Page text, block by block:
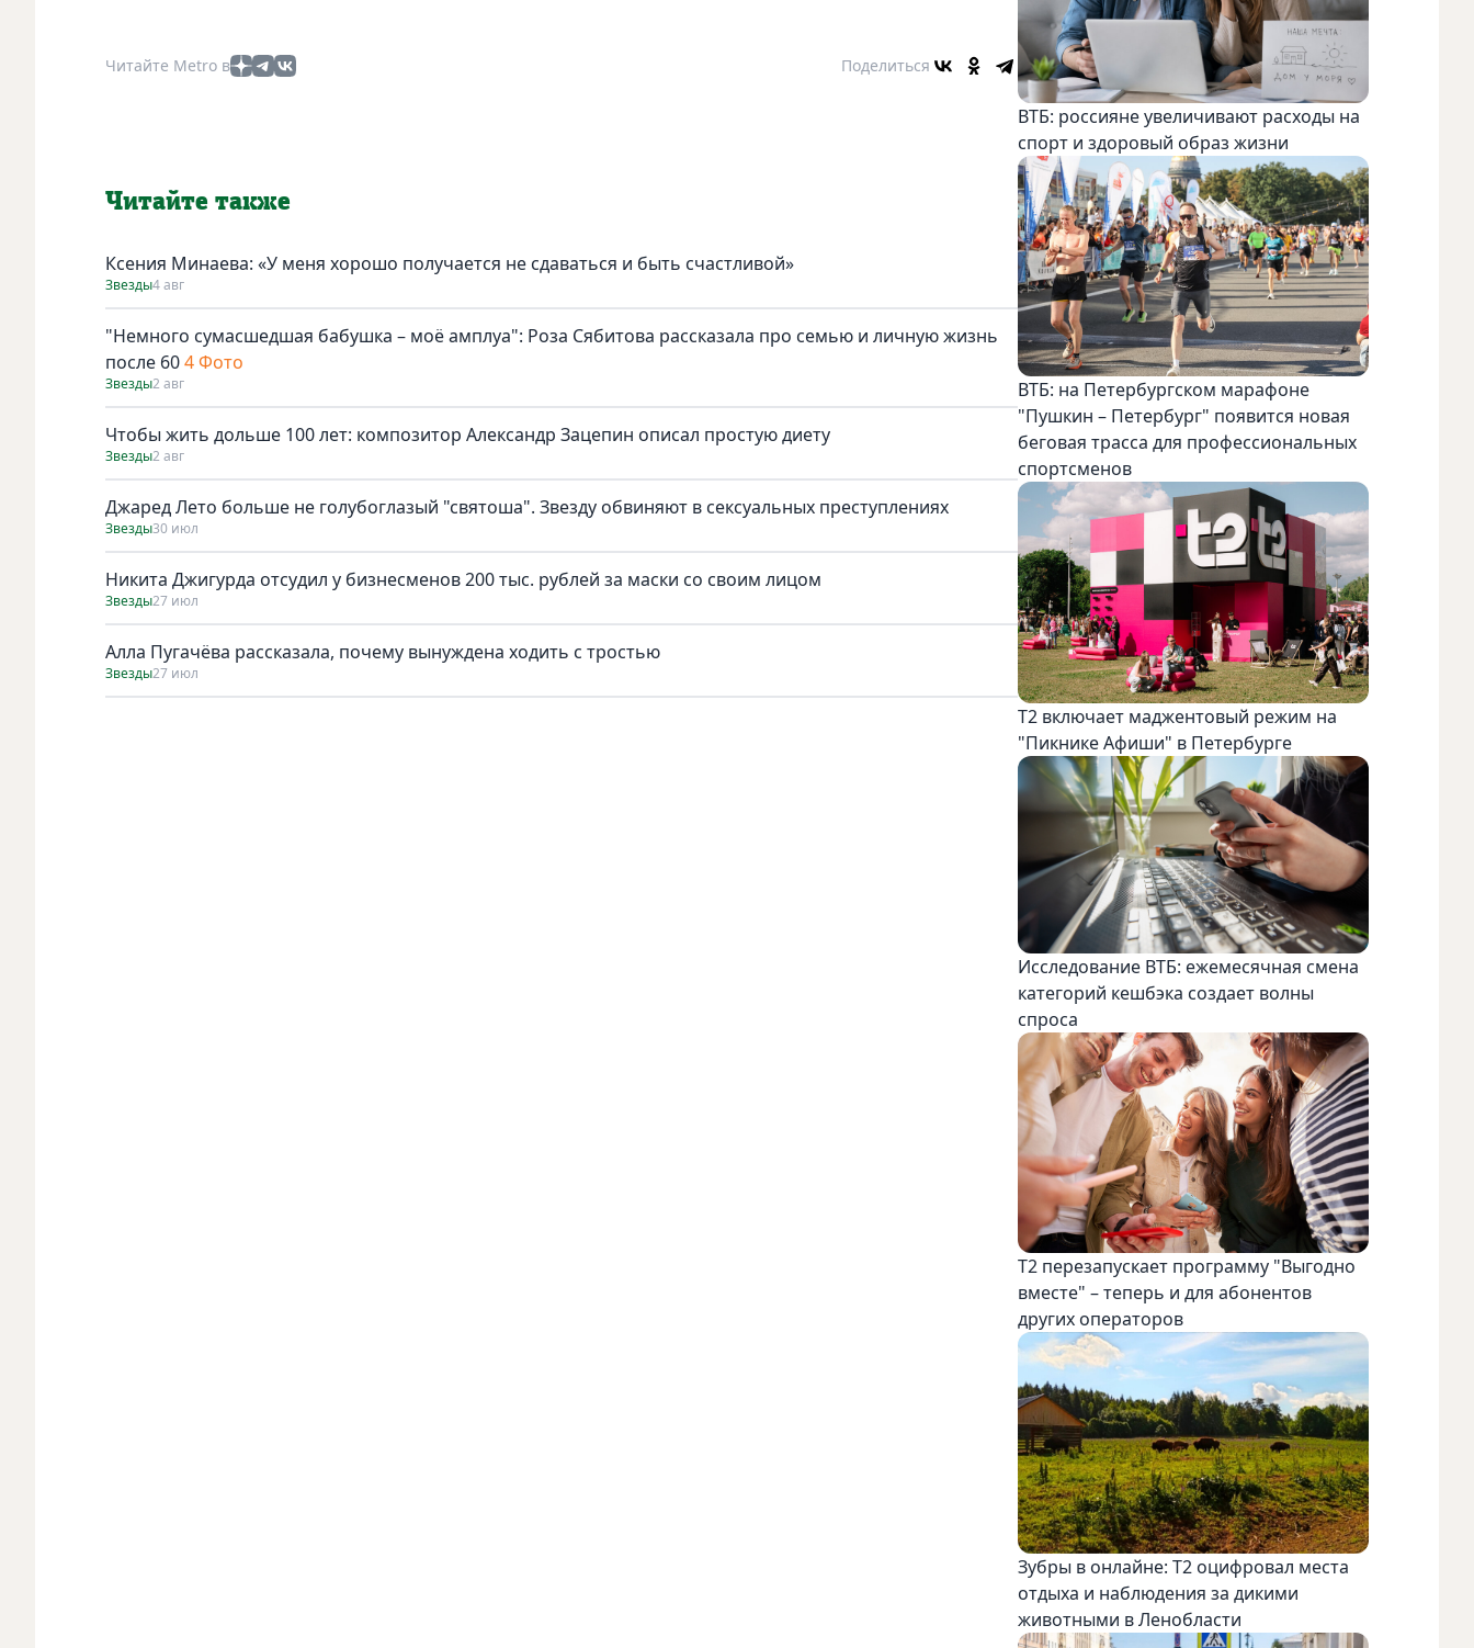
Читайте Metro в Поделиться
Читайте также
Ксения Минаева: «У меня хорошо получается не сдаваться и быть счастливой»
Звезды4 авг
"Немного сумасшедшая бабушка – моё амплуа": Роза Сябитова рассказала про семью и личную жизнь
после 604 Фото
Звезды2 авг
Чтобы жить дольше 100 лет: композитор Александр Зацепин описал простую диету
Звезды2 авг
Джаред Лето больше не голубоглазый "святоша". Звезду обвиняют в сексуальных преступлениях
Звезды30 июл
Никита Джигурда отсудил у бизнесменов 200 тыс. рублей за маски со своим лицом
Звезды27 июл
Алла Пугачёва рассказала, почему вынуждена ходить с тростью
Звезды27 июл
ВТБ: россияне увеличивают расходы на
спорт и здоровый образ жизни
ВТБ: на Петербургском марафоне
"Пушкин – Петербург" появится новая
беговая трасса для профессиональных
спортсменов
Т2 включает маджентовый режим на
"Пикнике Афиши" в Петербурге
Исследование ВТБ: ежемесячная смена
категорий кешбэка создает волны
спроса
Т2 перезапускает программу "Выгодно
вместе" – теперь и для абонентов
других операторов
Зубры в онлайне: Т2 оцифровал места
отдыха и наблюдения за дикими
животными в Ленобласти